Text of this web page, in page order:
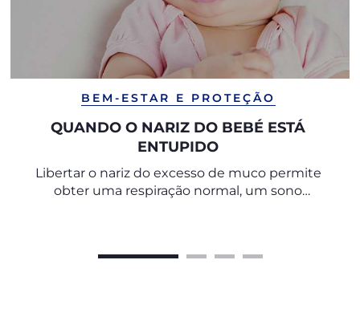
BEM-ESTAR E PROTEÇÃO
QUANDO O NARIZ DO BEBÉ ESTÁ
ENTUPIDO
Libertar o nariz do excesso de muco permite
obter uma respiração normal, um sono